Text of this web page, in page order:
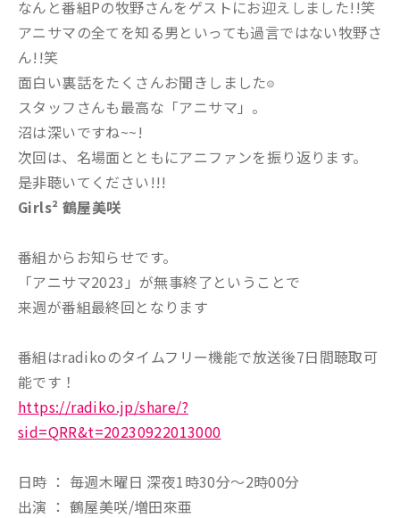
なんと番組Pの牧野さんをゲストにお迎えしました!!笑
アニサマの全てを知る男といっても過言ではない牧野さ
ん!!笑
面白い裏話をたくさんお聞きしました☺️
スタッフさんも最高な「アニサマ」。
沼は深いですね~~!
次回は、名場面とともにアニファンを振り返ります。
是非聴いてください!!!
Girls² 鶴屋美咲
番組からお知らせです。
「アニサマ2023」が無事終了ということで
来週が番組最終回となります
番組はradikoのタイムフリー機能で放送後7日間聴取可
能です！
https://radiko.jp/share/?
sid=QRR&t=20230922013000
日時 ： 毎週木曜日 深夜1時30分～2時00分
出演 ： 鶴屋美咲/増田來亜